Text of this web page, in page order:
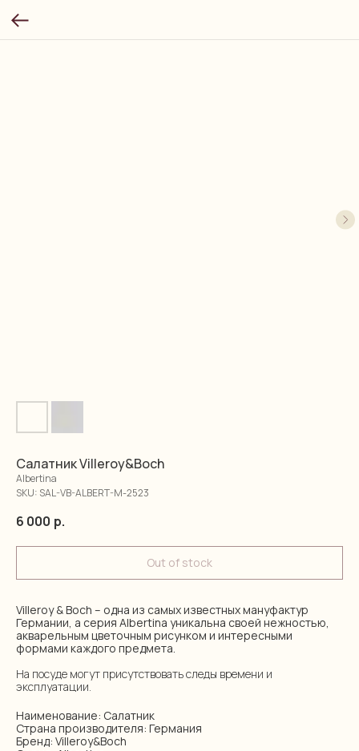
Салатник Villeroy&Boch
Albertina
SKU: SAL-VB-ALBERT-M-2523
6 000 р.
Out of stock
Villeroy & Boch – одна из самых известных мануфактур
Германии, а серия Albertina уникальна своей нежностью,
акварельным цветочным рисунком и интересными
формами каждого предмета.
На посуде могут присутствовать следы времени и
эксплуатации.
Наименование: Салатник
Страна производителя: Германия
Бренд: Villeroy&Boch